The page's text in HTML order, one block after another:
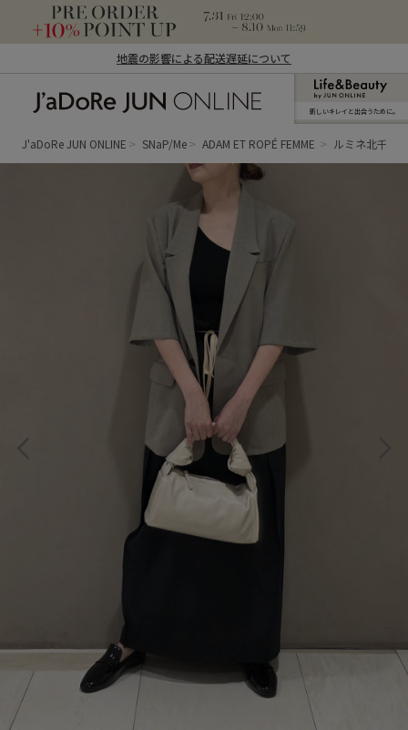
地震の影響による配送遅延について
ン オンライン）
新しいキレイと出合うために。
J'aDoRe JUN ONLINE SNaP/Me ADAM ET ROPÉ FEMME ルミネ北千住